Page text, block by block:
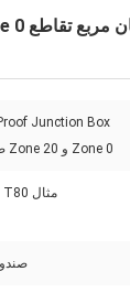
Junction Box
Zone 0 و Zone 20 صندوق تقاطع كهربائي
مثال A21 IP68 T80 درجة مئوية